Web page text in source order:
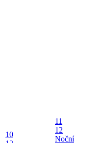
10
11
12
Noční